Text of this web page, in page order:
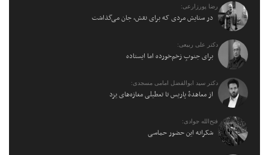
رضا پورزارعی:
در ستایش مردی که برای نقش، جان می‌گذاشت
دکتر علی ربیعی:
برای جنوبِ زخم‌خورده اما ایستاده
دکتر سید ابوالفضل امامی مسجدی:
از معاهدهٔ پاریس تا تعطیلی مغازه‌های یزد
فتح‌الله جوادی:
شکرانه این حضور حماسی